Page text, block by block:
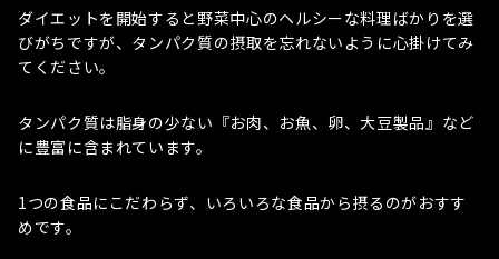
ダイエットを開始すると野菜中心のヘルシーな料理ばかりを選
びがちですが、タンパク質の摂取を忘れないように心掛けてみ
てください。
タンパク質は脂身の少ない『お肉、お魚、卵、大豆製品』など
に豊富に含まれています。
1つの食品にこだわらず、いろいろな食品から摂るのがおすす
めです。